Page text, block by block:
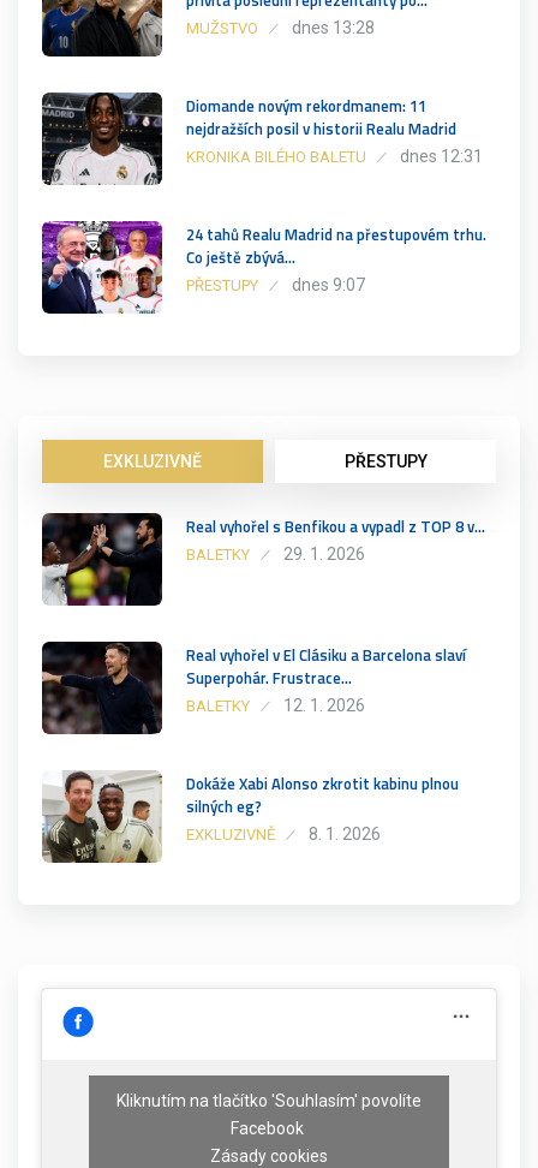
MUŽSTVO dnes 13:28
Diomande novým rekordmanem: 11
nejdražších posil v historii Realu Madrid
KRONIKA BILÉHO BALETU dnes 12:31
24 tahů Realu Madrid na přestupovém trhu.
Co ještě zbývá…
PŘESTUPY dnes 9:07
EXKLUZIVNĚ PŘESTUPY
Real vyhořel s Benfikou a vypadl z TOP 8 v…
BALETKY 29. 1. 2026
Real vyhořel v El Clásiku a Barcelona slaví
Superpohár. Frustrace…
BALETKY 12. 1. 2026
Dokáže Xabi Alonso zkrotit kabinu plnou
silných eg?
EXKLUZIVNĚ 8. 1. 2026
Kliknutím na tlačítko 'Souhlasím' povolíte
Facebook
Zásady cookies